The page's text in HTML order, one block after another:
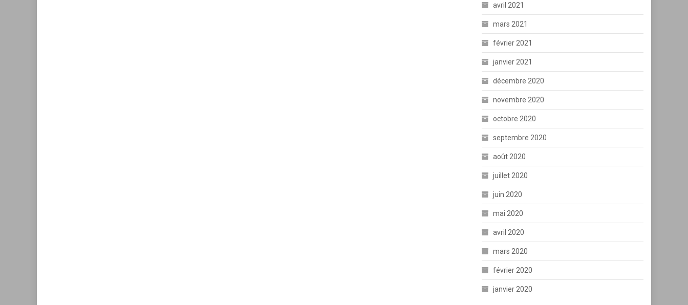
avril 2021
mars 2021
février 2021
janvier 2021
décembre 2020
novembre 2020
octobre 2020
septembre 2020
août 2020
juillet 2020
juin 2020
mai 2020
avril 2020
mars 2020
février 2020
janvier 2020